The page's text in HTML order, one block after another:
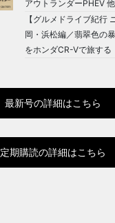
アウトランダーPHEV 他
【グルメドライブ紀行
岡・浜松編／翡翠色の
をホンダCR-Vで旅する
最新号の詳細はこちら
定期購読の詳細はこちら